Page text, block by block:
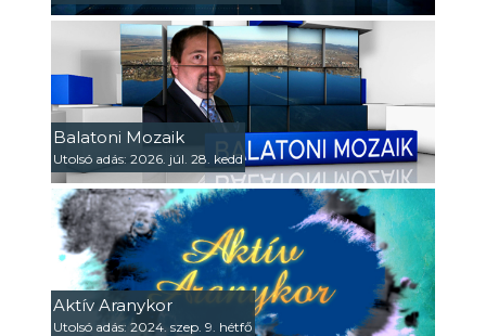
Balatoni Mozaik
Utolsó adás: 2026. júl. 28. kedd
Aktív Aranykor
Utolsó adás: 2024. szep. 9. hétfő